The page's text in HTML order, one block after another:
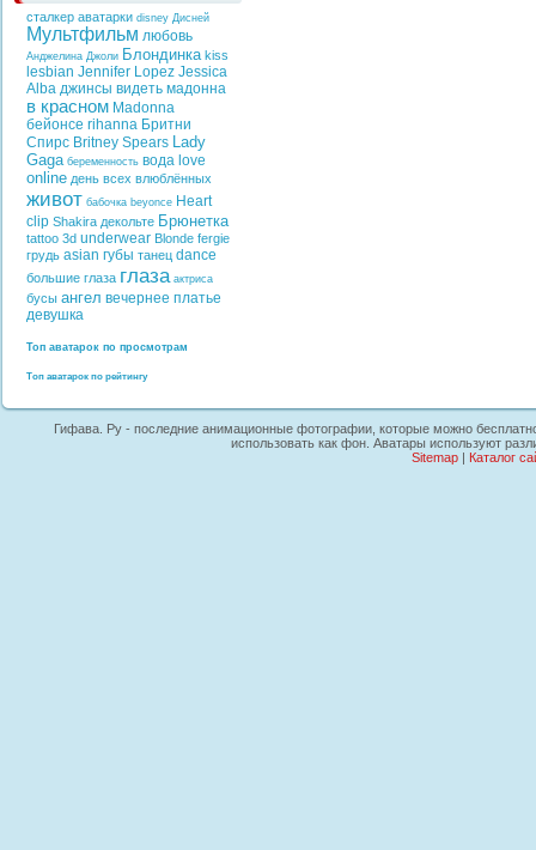
сталкер аватарки disney Дисней
Мультфильм любовь
Анджелина Джоли Блондинка kiss
lesbian Jennifer Lopez Jessica
Alba джинсы видеть мадонна
в красном Madonna
бейонсе rihanna Бритни
Спирс Britney Spears Lady
Gaga беременность вода love
online день всех влюблённых
живот бабочка beyonce Heart
clip Shakira декольте Брюнетка
tattoo 3d underwear Blonde fergie
грудь asian губы танец dance
большие глаза глаза актриса
бусы ангел вечернее платье
девушка
Топ аватарок по просмотрам
Топ аватарок по рейтингу
Гифава. Ру - последние анимационные фотографии, которые можно
использовать как фон. Аватары используют
Sitemap| Каталог